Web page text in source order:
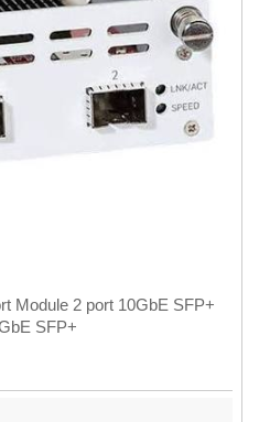
Module 2 port 10GbE SFP+
SFP+